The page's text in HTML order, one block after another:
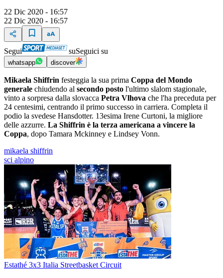
22 Dic 2020 - 16:57
22 Dic 2020 - 16:57
Segui suSeguici su
whatsapp discover
Mikaela Shiffrin festeggia la sua prima Coppa del Mondo
generale chiudendo al secondo posto l'ultimo slalom stagionale,
vinto a sorpresa dalla slovacca Petra Vlhova che l'ha preceduta per
24 centesimi, centrando il primo successo in carriera. Completa il
podio la svedese Hansdotter. 13esima Irene Curtoni, la migliore
delle azzurre. La Shiffrin è la terza americana a vincere la
Coppa, dopo Tamara Mckinney e Lindsey Vonn.
mikaela shiffrin
sci alpino
Estathé 3x3 Italia Streetbasket Circuit